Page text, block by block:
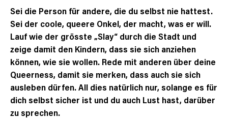
Sei die Person für andere, die du selbst nie hattest.
Sei der coole, queere Onkel, der macht, was er will.
Lauf wie der grösste „Slay“ durch die Stadt und
zeige damit den Kindern, dass sie sich anziehen
können, wie sie wollen. Rede mit anderen über deine
Queerness, damit sie merken, dass auch sie sich
ausleben dürfen. All dies natürlich nur, solange es für
dich selbst sicher ist und du auch Lust hast, darüber
zu sprechen.